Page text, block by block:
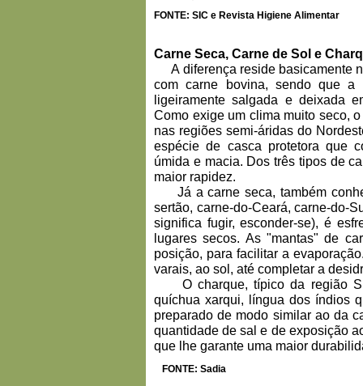
FONTE: SIC e Revista Higiene Alimentar
Carne Seca, Carne de Sol e
A diferença reside basicamente
com carne bovina, sendo que
ligeiramente salgada e deixada
Como exige um clima muito seco,
nas regiões semi-áridas do
espécie de casca protetora que
úmida e macia. Dos três tipos de
maior rapidez.
Já a carne seca, também
sertão, carne-do-Ceará, carne-do-
significa fugir, esconder-se), é
lugares secos. As "mantas" de
posição, para facilitar a
varais, ao sol, até completar a
O charque, típico da região
quíchua xarqui, língua dos índios
preparado de modo similar ao da
quantidade de sal e de exposição
que lhe garante uma maior
FONTE: Sadia